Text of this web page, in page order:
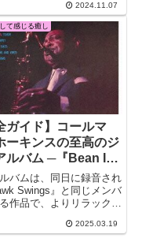
せた彼のプレイスタイル
もジャズ・ベーシストた
を与え続けています。
2024.11.07
て感じる癒し
ガイド】コールマ
ーキンスの至高のジ
ルバム ─『Bean In
の魅力を徹底解説
バムは、同日に録音され
Swings』と同じメンバ
作品で、よりリラックス
ハード・バップの枠を超
2025.03.19